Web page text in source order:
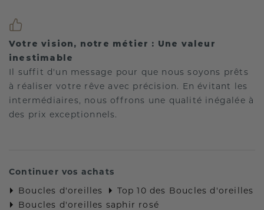
Votre vision, notre métier : Une valeur
inestimable
Il suffit d'un message pour que nous soyons prêts
à réaliser votre rêve avec précision. En évitant les
intermédiaires, nous offrons une qualité inégalée à
des prix exceptionnels.
Continuer vos achats
Boucles d'oreilles
Top 10 des Boucles d'oreilles
Boucles d'oreilles saphir rosé